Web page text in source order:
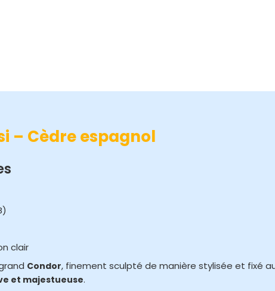
– Cèdre espagnol
clair
Condor, finement sculpté de manière stylisée et fixé
et majestueuse.